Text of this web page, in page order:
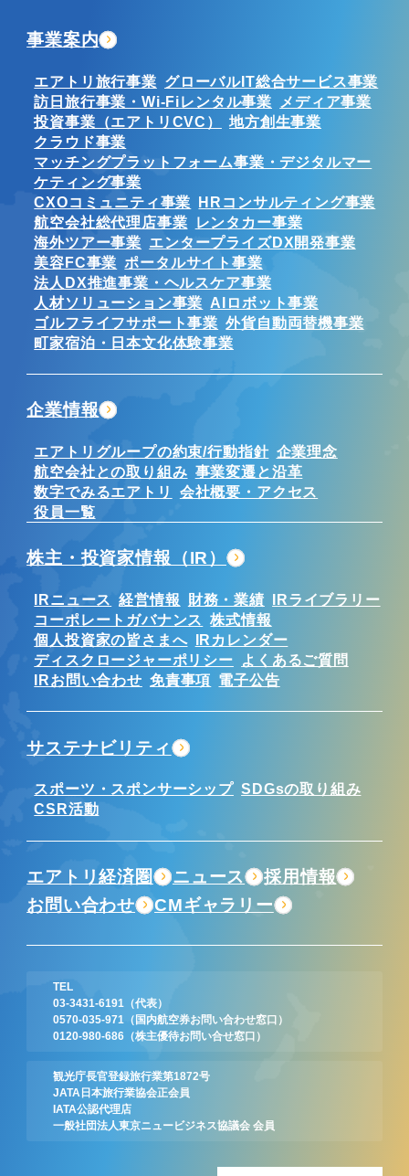
TEL
03-3431-6191
（代表）
0570-035-971
（国内航空券お問い合わせ窓口）
0120-980-686 （株主優待お問い合せ窓口）
観光庁長官登録旅行業第1872号
JATA日本旅行業協会正会員
IATA公認代理店
一般社団法人東京ニュービジネス協議会 会員
事業案内
エアトリ旅行事業 グローバルIT総合サービス事業
訪日旅行事業・Wi-Fiレンタル事業
メディア事業
投資事業（エアトリCVC）
地方創生事業
クラウド事業
マッチングプラットフォーム事業・デジタルマー
ケティング事業
CXOコミュニティ事業 HRコンサルティング事業
航空会社総代理店事業
レンタカー事業
海外ツアー事業 エンタープライズDX開発事業
美容FC事業 ポータルサイト事業
法人DX推進事業・ヘルスケア事業
人材ソリューション事業 AIロボット事業
ゴルフライフサポート事業 外貨自動両替機事業
町家宿泊・日本文化体験事業
企業情報
エアトリグループの約束/行動指針 企業理念
航空会社との取り組み 事業変遷と沿革
数字でみるエアトリ
会社概要・アクセス
役員一覧
株主・投資家情報（IR）
IRニュース 経営情報 財務・業績 IRライブラリー
コーポレートガバナンス 株式情報
個人投資家の皆さまへ IRカレンダー
ディスクロージャーポリシー
よくあるご質問
IRお問い合わせ 免責事項 電子公告
サステナビリティ
スポーツ・スポンサーシップ SDGsの取り組み
CSR活動
エアトリ経済圏 ニュース
採用情報
お問い合わせ
CMギャラリー